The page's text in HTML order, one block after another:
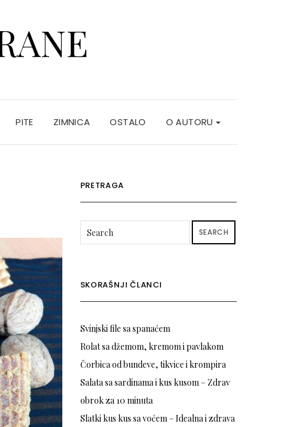
PITE ZIMNICA OSTALO O AUTORU
PRETRAGA
SEARCH
SKORAŠNJI ČLANCI
Svinjski file sa spanaćem
Rolat sa džemom, kremom i pavlakom
Čorbica od bundeve, tikvice i krompira
Salata sa sardinama i kus kusom – Zdrav
obrok za 10 minuta
Slatki kus kus sa voćem – Idealna i zdrava